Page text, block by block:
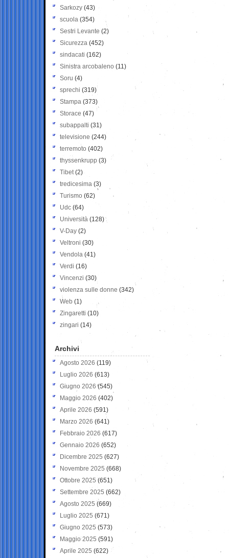
Sarkozy (43)
scuola (354)
Sestri Levante (2)
Sicurezza (452)
sindacati (162)
Sinistra arcobaleno (11)
Soru (4)
sprechi (319)
Stampa (373)
Storace (47)
subappalti (31)
televisione(244)
terremoto (402)
thyssenkrupp (3)
Tibet(2)
tredicesima (3)
Turismo (62)
Udc (64)
Università (128)
V-Day (2)
Veltroni (30)
Vendola (41)
Verdi (16)
Vincenzi (30)
violenza sulle donne (342)
Web (1)
Zingaretti (10)
zingari (14)
Archivi
Agosto 2026 (119)
Luglio 2026 (613)
Giugno 2026 (545)
Maggio 2026 (402)
Aprile 2026 (591)
Marzo 2026 (641)
Febbraio 2026 (617)
Gennaio 2026 (652)
Dicembre 2025 (627)
Novembre 2025 (668)
Ottobre 2025 (651)
Settembre 2025 (662)
Agosto 2025 (669)
Luglio 2025 (671)
Giugno 2025 (573)
Maggio 2025 (591)
Aprile 2025 (622)